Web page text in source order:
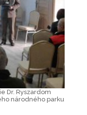
Dr. Ryszardom
národného parku